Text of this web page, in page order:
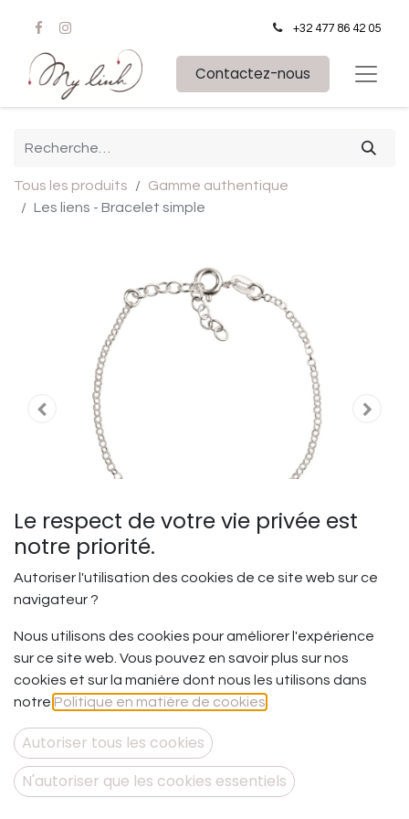
+32 477 86 42 05
Contactez-nous
Tous les produits
Gamme authentique
Les liens - Bracelet simple
Les liens - Bracelet simple
Les liens d’amour – les connections impalpables.
Ce qui connecte les âmes entre elles … C’est l’Amour …
Les liens d’amour se créent et se nourrissent de petits
faits, de petits gestes et de petits actes, de tous les
jours.
Et si nous prenions soin de le faire circuler tous les jours ?
Le respect de votre vie privée est
notre priorité.
Autoriser l'utilisation des cookies de ce site web sur ce
navigateur ?
Nous utilisons des cookies pour améliorer l'expérience
sur ce site web. Vous pouvez en savoir plus sur nos
cookies et sur la manière dont nous les utilisons dans
notre Politique en matière de cookies
Autoriser tous les cookies
N'autoriser que les cookies essentiels